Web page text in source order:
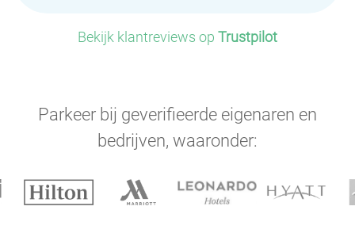
Bekijk klantreviews op Trustpilot
Parkeer bij geverifieerde eigenaren en
bedrijven, waaronder: